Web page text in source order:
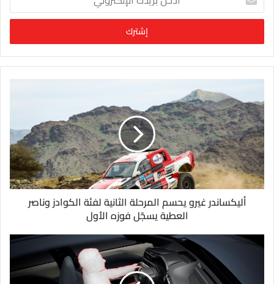
خ
ب
ر
ي
د
ا
ل
إ
ل
ك
ت
ر
أليكساندر غيرو يحسم المرحلة الثانية لفئة الكوادز وناصر
العطية يسجّل فوزه الأول